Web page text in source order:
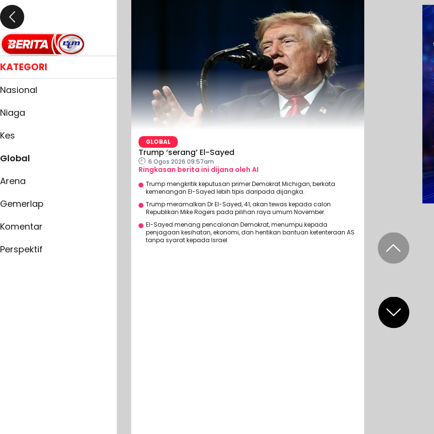
KATEGORI
Nasional
Niaga
Kes
Global
Arena
Gemerlap
Komentar
Perspektif
GLOBAL
Trump ‘serang’ El-Sayed
6 Ogos 2026 09:57am
Ringkasan berita ini dijana oleh AI
Trump mengkritik keputusan primer Demokrat Michigan, berkata
kemenangan El-Sayed lebih tipis daripada dijangka.
Trump meramalkan Dr El-Sayed, 41, akan tewas kepada calon
Republikan Mike Rogers pada pilihan raya umum November.
El-Sayed menang pencalonan Demokrat, menumpu kepada
penjagaan kesihatan, ekonomi, dan hentikan bantuan ketenteraan AS
tanpa syarat kepada Israel.